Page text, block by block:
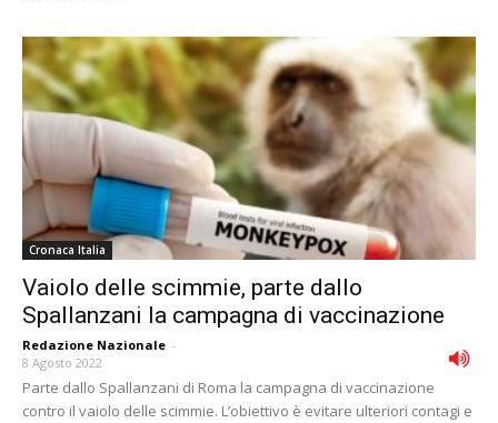
Cronaca Italia
Vaiolo delle scimmie, parte dallo
Spallanzani la campagna di vaccinazione
Redazione Nazionale -
8 Agosto 2022
Parte dallo Spallanzani di Roma la campagna di vaccinazione
contro il vaiolo delle scimmie. L’obiettivo è evitare ulteriori contagi e